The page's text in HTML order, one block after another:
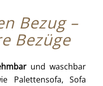
Bezug –
Bezüge
und waschbar
Palettensofa, Sofa